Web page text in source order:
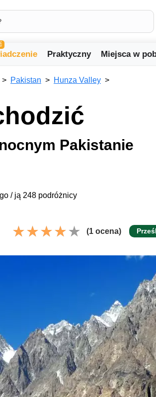
Praktyczny Miejsca w
Pakistan Hunza Valley
Pakistanie
/ ją 248 podróżnicy
(1 ocena)